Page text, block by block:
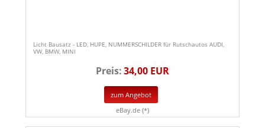
Licht Bausatz - LED, HUPE, NUMMERSCHILDER für Rutschautos AUDI,
VW, BMW, MINI
Preis:34,00 EUR
zum Angebot
eBay.de (*)